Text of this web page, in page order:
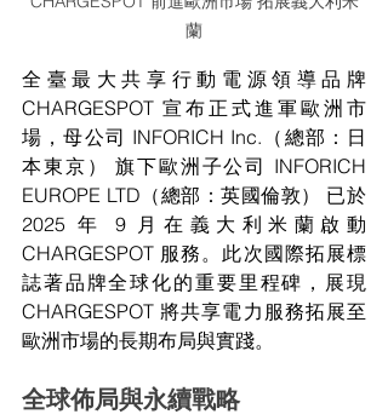
蘭
全臺最大共享行動電源領導品牌
CHARGESPOT 宣布正式進軍歐洲市
場，母公司 INFORICH Inc.（總部：日
本東京） 旗下歐洲子公司 INFORICH
EUROPE LTD（總部：英國倫敦） 已於
2025 年 9 月在義大利米蘭啟動
CHARGESPOT 服務。此次國際拓展標
誌著品牌全球化的重要里程碑，展現
CHARGESPOT 將共享電力服務拓展至
歐洲市場的長期布局與實踐。
全球佈局與永續戰略